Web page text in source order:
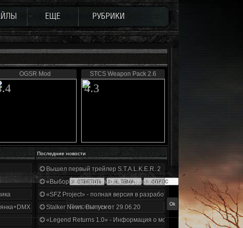
ЕЩЕ РУБРИКИ
OGSR Mod STCS Weapon Pack 2.6
4.3
Последние новости
1.3.5.ООП.МА.К.
Вышел первый трейлер S.T.A.L.K.E.R. 2
«Выбор» - четвертый отчет о разработке!
«SFZ Project» - полная версия в разработке!
Stalker News. Выпуск от 29.06.20
«Legend Returns 1.0» - Информация о моде за июнь 2020